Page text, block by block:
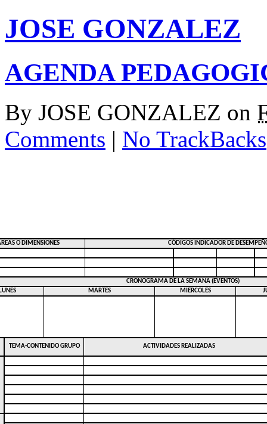
JOSE GONZALEZ
AGENDA
By JOSE GONZALEZ on
Comments | No TrackBacks
O DIMENSIONES CÓDIGOS INDICADOR DE
CRONOGRAMA DE LA SEMANA(EVENTOS)
MARTES MIERCOLES
TEMA-CONTENIDO GRUPO ACTIVIDADES REALIZADAS